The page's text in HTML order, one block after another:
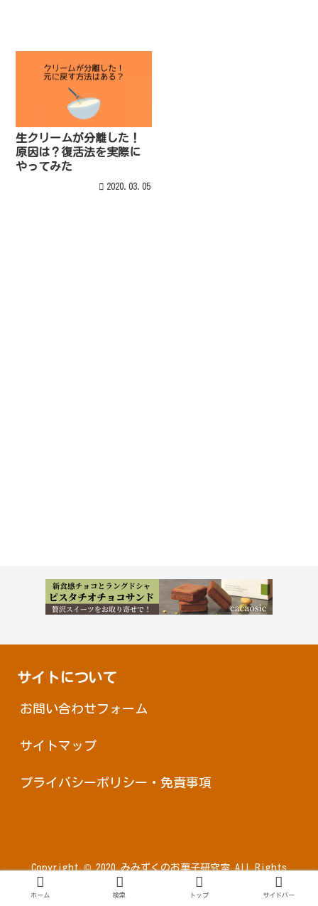
生クリームが分離した！
原因は？復活法を実際に
やってみた
2020.03.05
サイトについて
お問い合わせフォーム
サイトマップ
プライバシーポリシー・免責事項
Copyright © 2020 みみずくのお菓子研究室 All Rights
ホーム 検索 トップ サイドバー